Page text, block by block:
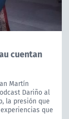
cuentan
Martín
Dariño al
la presión que
que